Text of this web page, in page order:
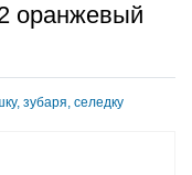
оранжевый
зубаря, селедку